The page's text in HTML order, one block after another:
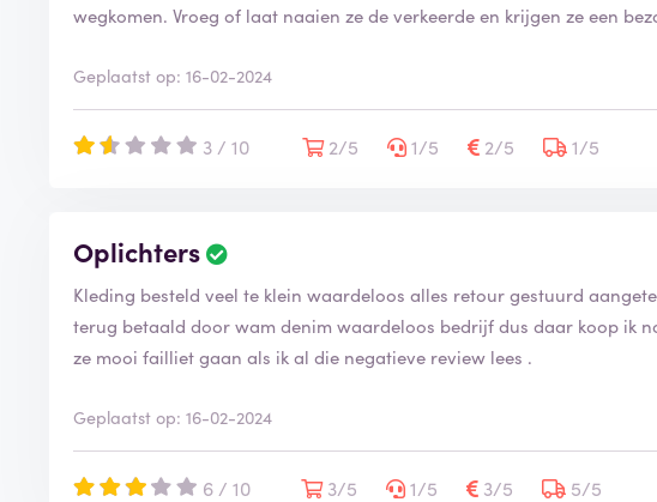
wegkomen. Vroeg of laat naaien ze de verkeerde en krijgen ze een
Geplaatst op: 16-02-2024
3 / 10 2/5 1/5 2/5 1/5
Oplichters
Kleding besteld veel te klein waardeloos alles retour gestuurd
terug betaald door wam denim waardeloos bedrijf dus daar koop ik
ze mooi failliet gaan als ik al die negatieve review lees .
Geplaatst op: 16-02-2024
6 / 10 3/5 1/5 3/5 5/5